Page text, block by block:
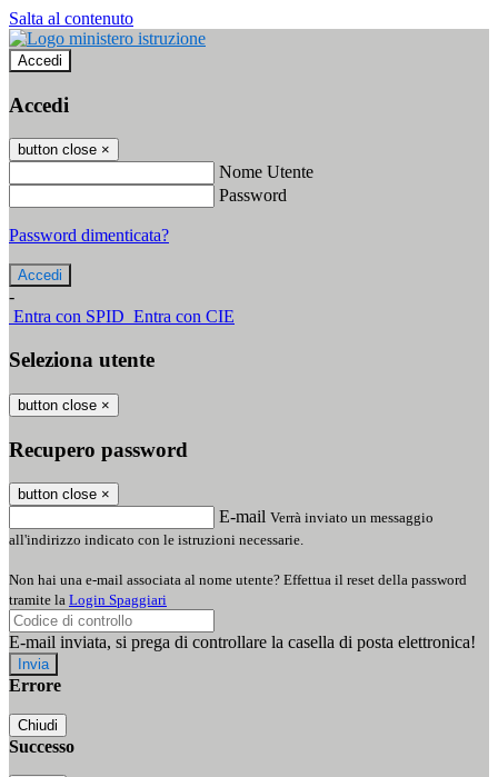
Salta al contenuto
Accedi
Accedi
button close ×
Nome Utente
Password
Password dimenticata?
-
Entra con SPID Entra con CIE
Seleziona utente
button close ×
Recupero password
button close ×
E-mail Verrà inviato un messaggio
all'indirizzo indicato con le istruzioni necessarie.
Non hai una e-mail associata al nome utente? Effettua il reset della password
tramite la Login Spaggiari
E-mail inviata, si prega di controllare la casella di posta elettronica!
Errore
Chiudi
Successo